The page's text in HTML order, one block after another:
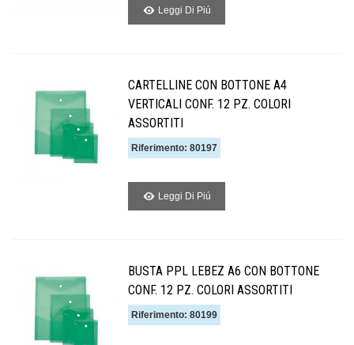
Leggi Di Piú
CARTELLINE CON BOTTONE A4
VERTICALI CONF. 12 PZ. COLORI
ASSORTITI
Riferimento: 80197
Leggi Di Piú
BUSTA PPL LEBEZ A6 CON BOTTONE
CONF. 12 PZ. COLORI ASSORTITI
Riferimento: 80199